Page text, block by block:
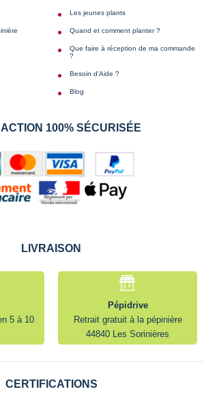
Les jeunes plants
Quand et comment planter ?
Que faire à réception de ma commande
?
Besoin d'Aide ?
Blog
100% SÉCURISÉE
LIVRAISON
5 à 10
Pépidrive
Retrait gratuit à la pépinière
44840 Les Sorinières
CERTIFICATIONS